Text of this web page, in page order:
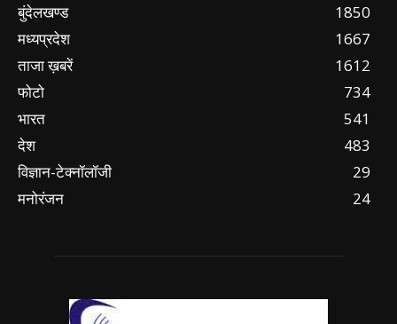
बुंदेलखण्ड
1850
मध्यप्रदेश
1667
ताजा ख़बरें
1612
फोटो
734
भारत
541
देश
483
विज्ञान-टेक्नॉलॉजी
29
मनोरंजन
24